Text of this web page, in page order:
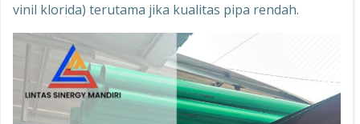
vinil klorida) terutama jika kualitas pipa rendah.